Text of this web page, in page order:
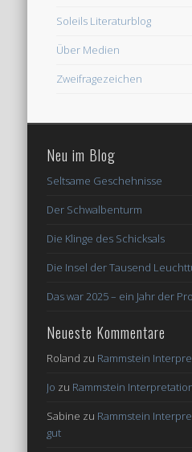
Soleils Literaturblog
Über Medien
Zweifragezeichen
Neu im Blog
Seltsame Geschehnisse
Der Schwalbenturm
Die Klinge des Schicksals
Die Insel der Tausend
Das war 2025 – ein Jahr der
Neueste Kommentare
Roland zu Rammstein
Jo zu Rammstein
Sabine zu Rammstein
gut